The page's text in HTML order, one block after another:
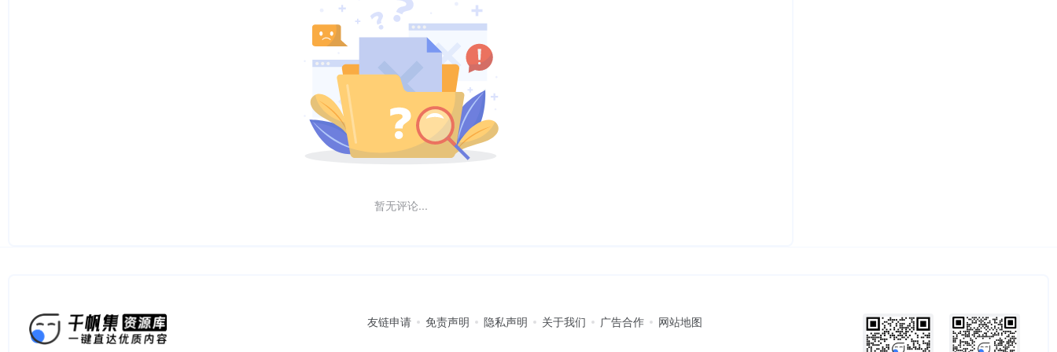
暂无评论...
友链申请 免责声明 隐私声明 关于我们 广告合作 网站地图